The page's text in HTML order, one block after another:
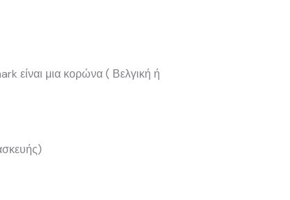
είναι μια κορώνα ( Βελγική ή